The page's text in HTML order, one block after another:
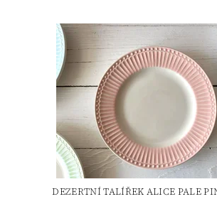
DEZERTNÍ TALÍŘEK ALICE PALE